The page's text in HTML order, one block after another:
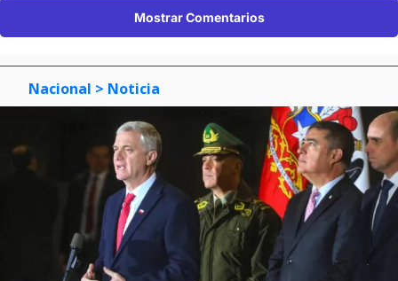
Mostrar Comentarios
Nacional > Noticia